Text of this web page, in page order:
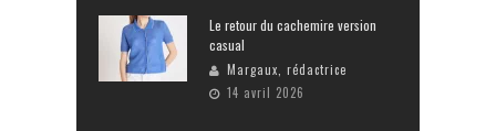
Le retour du cachemire version
casual
Margaux, rédactrice
14 avril 2026